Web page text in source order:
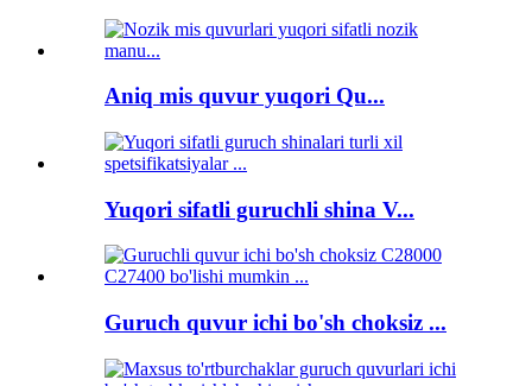
Aniq mis quvur yuqori Qu...
Yuqori sifatli guruchli shina V...
Guruch quvur ichi bo'sh choksiz ...